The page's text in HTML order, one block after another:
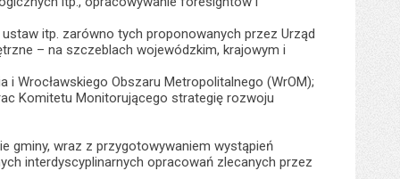
itp. zarówno tych proponowanych przez Urząd
– na szczeblach wojewódzkim, krajowym i
Wrocławskiego Obszaru Metropolitalnego (WrOM);
Komitetu Monitorującego strategię rozwoju
gminy, wraz z przygotowywaniem wystąpień
interdyscyplinarnych opracowań zlecanych przez